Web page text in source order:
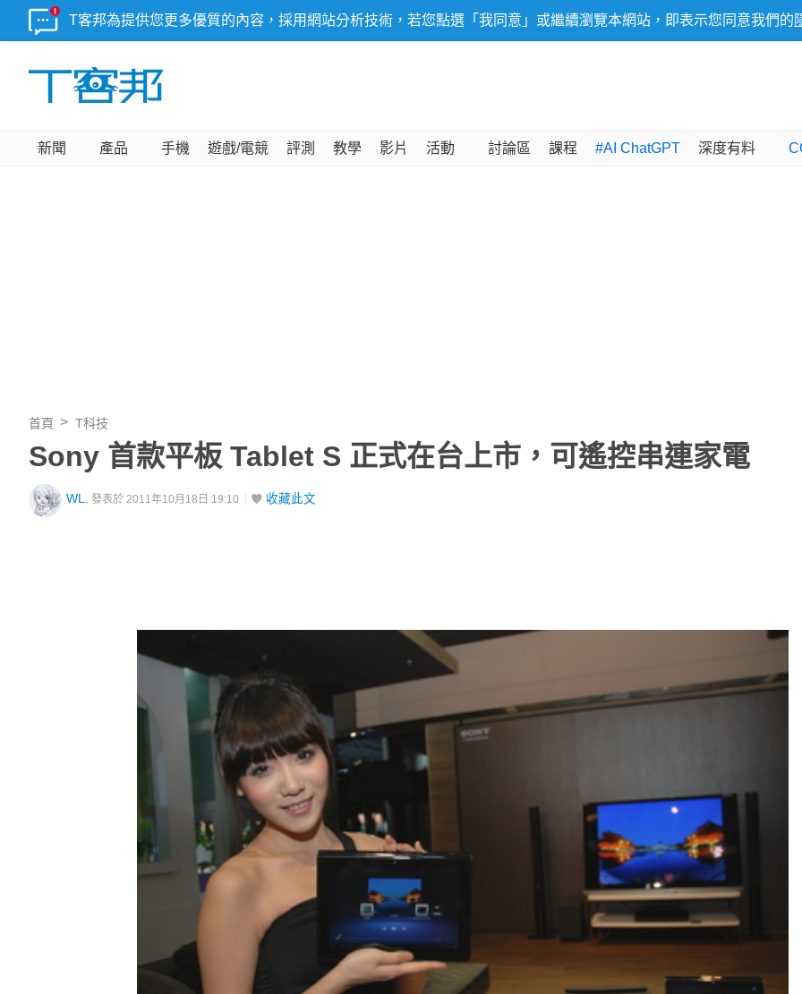
T客邦為提供您更多優質的內容，採用網站分析技術，若您點選「我同意」或繼續瀏覽本網站，即表示您同意我們的
新聞 產品 手機 遊戲/電競 評測 教學 影片 活動 討論區 課程 #AI ChatGPT 深度有料
首頁 T科技
Sony 首款平板 Tablet S 正式在台上市，可遙控串連家電
WL. 發表於 2011年10月18日 19:10 收藏此文